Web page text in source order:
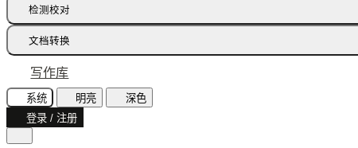
论文降重
检测校对
AI 文本检测(中文)
AI 文本检测(英文)
AI 图片检测
AI味诊断
文本纠错
文档转换
飞书文档
智能读文
文档识别
写作库
系统 明亮
深色
登录 / 注册